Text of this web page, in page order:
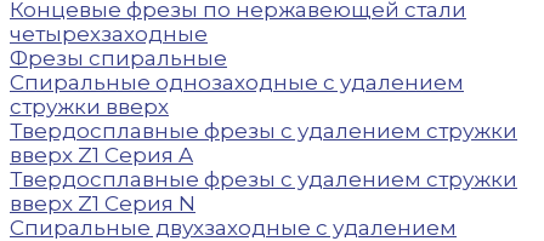
Концевые фрезы по нержавеющей стали
четырехзаходные
Фрезы спиральные
Спиральные однозаходные с удалением
стружки вверх
Твердосплавные фрезы с удалением стружки
вверх Z1 Серия A
Твердосплавные фрезы с удалением стружки
вверх Z1 Серия N
Спиральные двухзаходные с удалением